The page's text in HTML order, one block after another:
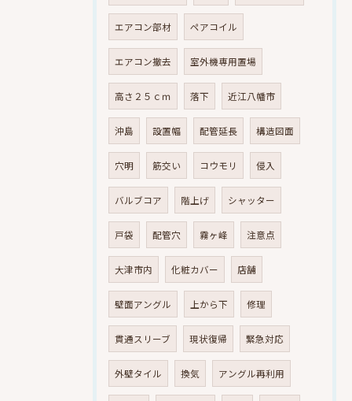
エアコン部材 ペアコイル
エアコン撤去 室外機専用置場
高さ２５ｃｍ 落下 近江八幡市
沖島 設置幅 配管延長 構造図面
穴明 筋交い コウモリ 侵入
バルブコア 階上げ シャッター
戸袋 配管穴 霧ヶ峰 注意点
大津市内 化粧カバー 店舗
壁面アングル 上から下 修理
貫通スリーブ 現状復帰 緊急対応
外壁タイル 換気 アングル再利用